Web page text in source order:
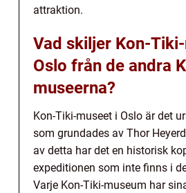
attraktion.
Vad skiljer Kon-
Oslo från de andra
museerna?
Kon-Tiki-museet i Oslo är det
som grundades av Thor
av detta har det en historisk
expeditionen som inte finns i
Varje Kon-Tiki-museum har